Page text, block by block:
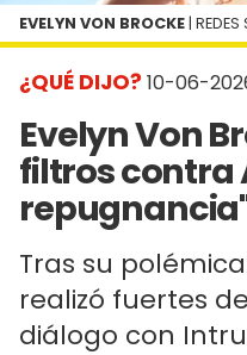
¿QUÉ DIJO? 10-06-
Evelyn Von
filtros contra
Tras su
realizó fuertes
diálogo con
EVELYN VON BROCKE |